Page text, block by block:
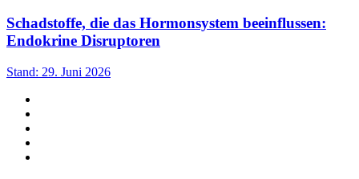
Schadstoffe, die das Hormonsystem beeinflussen:
Endokrine Disruptoren
Stand: 29. Juni 2026